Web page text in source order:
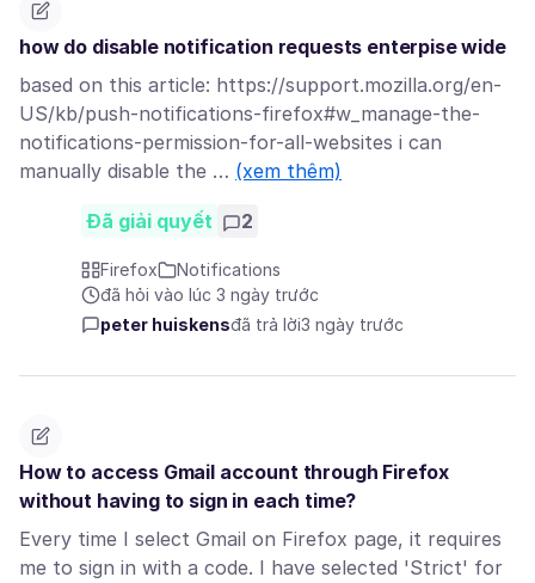
how do disable notification requests enterpise wide
based on this article: https://support.mozilla.org/en-
US/kb/push-notifications-firefox#w_manage-the-
notifications-permission-for-all-websites i can
manually disable the … (xem thêm)
Đã giải quyết 2
Firefox
Notifications
đã hỏi vào lúc 3 ngày trước
peter huiskensđã trả lời3 ngày trước
How to access Gmail account through Firefox
without having to sign in each time?
Every time I select Gmail on Firefox page, it requires
me to sign in with a code. I have selected 'Strict' for